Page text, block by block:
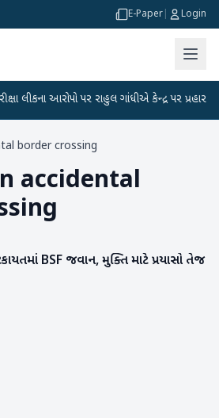
E-Paper Login
લીકના આરોપો પર રાહુલ ગાંધીએ કેન્દ્ર પર પ્રહાર કર્યા
border crossing
accidental
BSF જવાન, મુક્તિ માટે પ્રયાસો તેજ